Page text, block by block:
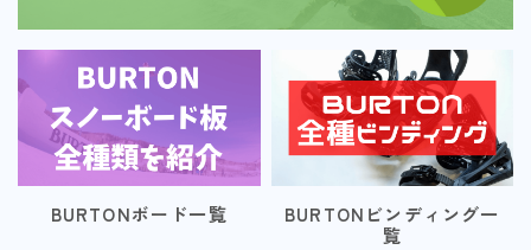
BURTONボード一覧
BURTONビンディング一
覧